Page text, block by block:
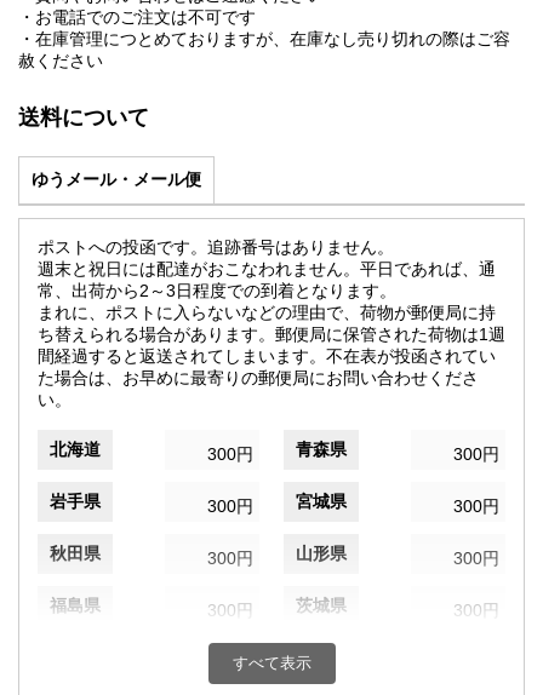
・お電話でのご注文は不可です
・在庫管理につとめておりますが、在庫なし売り切れの際はご容
赦ください
送料について
ゆうメール・メール便
ポストへの投函です。追跡番号はありません。
週末と祝日には配達がおこなわれません。平日であれば、通
常、出荷から2～3日程度での到着となります。
まれに、ポストに入らないなどの理由で、荷物が郵便局に持
ち替えられる場合があります。郵便局に保管された荷物は1週
間経過すると返送されてしまいます。不在表が投函されてい
た場合は、お早めに最寄りの郵便局にお問い合わせくださ
い。
北海道 300円 青森県 300円
岩手県 300円 宮城県 300円
秋田県 300円 山形県 300円
福島県 300円 茨城県 300円
300円 群馬県
すべて表示